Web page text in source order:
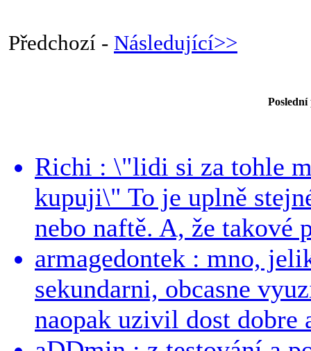
Předchozí - Následující>>
Richi : \"lidi si za tohle
kupuji\" To je uplně
nebo naftě. A, že takové
armagedontek : mno,
sekundarni, obcasne
naopak uzivil dost dobre